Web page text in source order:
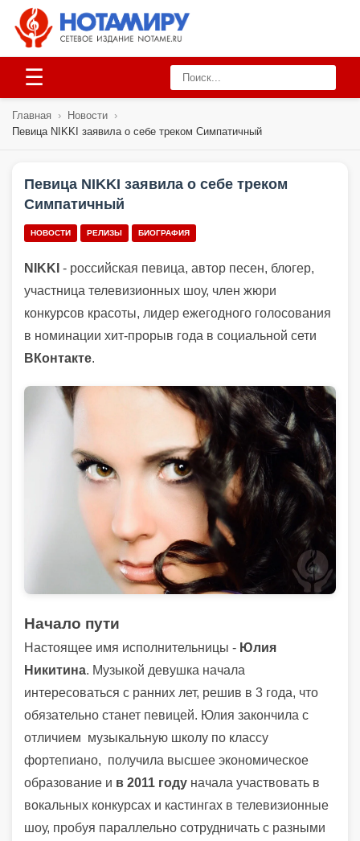
☰
Главная › Новости ›
Певица NIKKI заявила о себе треком Симпатичный
Певица NIKKI заявила о себе треком
Симпатичный
НОВОСТИ РЕЛИЗЫ БИОГРАФИЯ
NIKKI - российская певица, автор песен, блогер,
участница телевизионных шоу, член жюри
конкурсов красоты, лидер ежегодного голосования
в номинации хит-прорыв года в социальной сети
ВКонтакте.
Начало пути
Настоящее имя исполнительницы - Юлия
Никитина. Музыкой девушка начала
интересоваться с ранних лет, решив в 3 года, что
обязательно станет певицей. Юлия закончила с
отличием музыкальную школу по классу
фортепиано, получила высшее экономическое
образование и в 2011 году начала участвовать в
вокальных конкурсах и кастингах в телевизионные
шоу, пробуя параллельно сотрудничать с разными